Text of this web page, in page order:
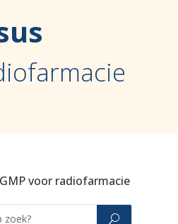
GMP voor radiofarmacie